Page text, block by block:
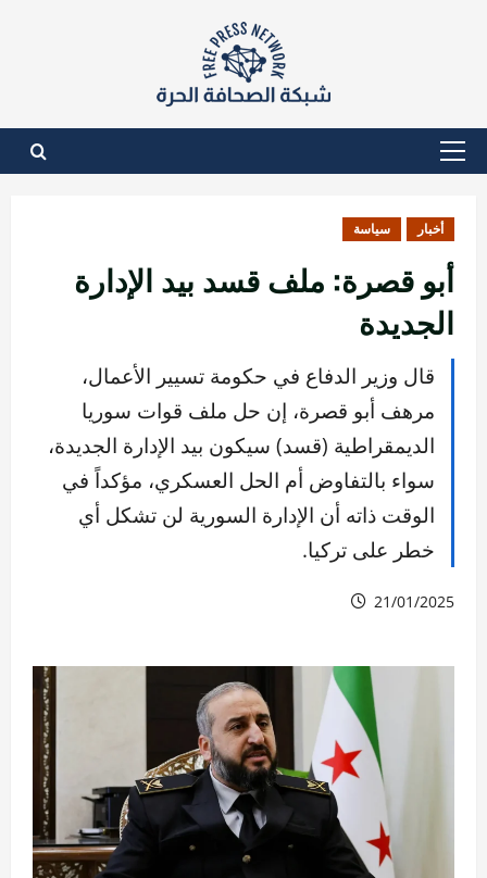
القائمة
أخبار سياسة
أبو قصرة: ملف قسد بيد الإدارة
الجديدة
قال وزير الدفاع في حكومة تسيير الأعمال،
مرهف أبو قصرة، إن حل ملف قوات سوريا
الديمقراطية (قسد) سيكون بيد الإدارة الجديدة،
سواء بالتفاوض أم الحل العسكري، مؤكداً في
الوقت ذاته أن الإدارة السورية لن تشكل أي
خطر على تركيا.
21/01/2025